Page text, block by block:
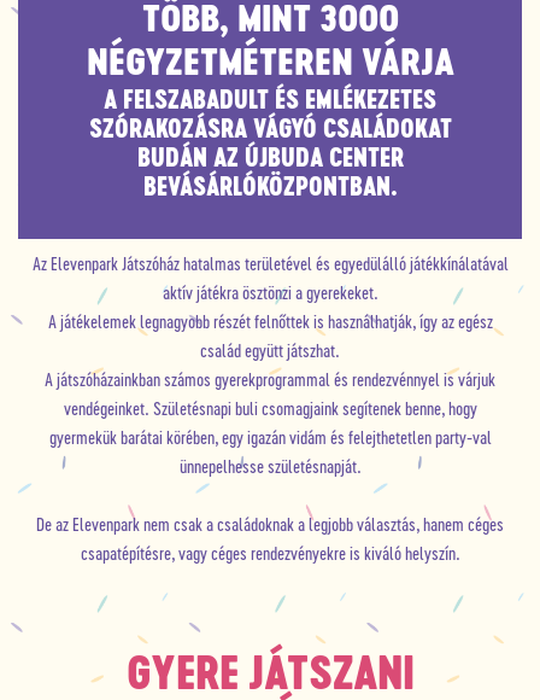
TÖBB, MINT 3000
NÉGYZETMÉTEREN VÁRJA
A FELSZABADULT ÉS EMLÉKEZETES
SZÓRAKOZÁSRA VÁGYÓ CSALÁDOKAT
BUDÁN AZ ÚJBUDA CENTER
BEVÁSÁRLÓKÖZPONTBAN.
Az Elevenpark Játszóház hatalmas területével és egyedülálló játékkínálatával
aktív játékra ösztönzi a gyerekeket.
A játékelemek legnagyobb részét felnőttek is használhatják, így az egész
család együtt játszhat.
A játszóházainkban számos gyerekprogrammal és rendezvénnyel is várjuk
vendégeinket. Születésnapi buli csomagjaink segítenek benne, hogy
gyermekük barátai körében, egy igazán vidám és felejthetetlen party-val
ünnepelhesse születésnapját.
De az Elevenpark nem csak a családoknak a legjobb választás, hanem céges
csapatépítésre, vagy céges rendezvényekre is kiváló helyszín.
GYERE JÁTSZANI